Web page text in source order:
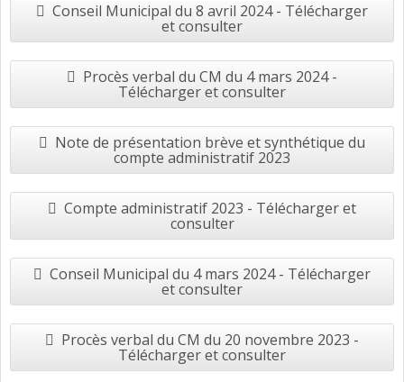
Conseil Municipal du 8 avril 2024 - Télécharger
et consulter
Procès verbal du CM du 4 mars 2024 -
Télécharger et consulter
Note de présentation brève et synthétique du
compte administratif 2023
Compte administratif 2023 - Télécharger et
consulter
Conseil Municipal du 4 mars 2024 - Télécharger
et consulter
Procès verbal du CM du 20 novembre 2023 -
Télécharger et consulter